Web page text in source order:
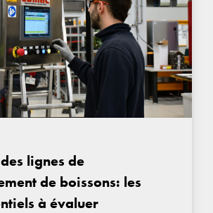
lignes de
de boissons: les
à évaluer